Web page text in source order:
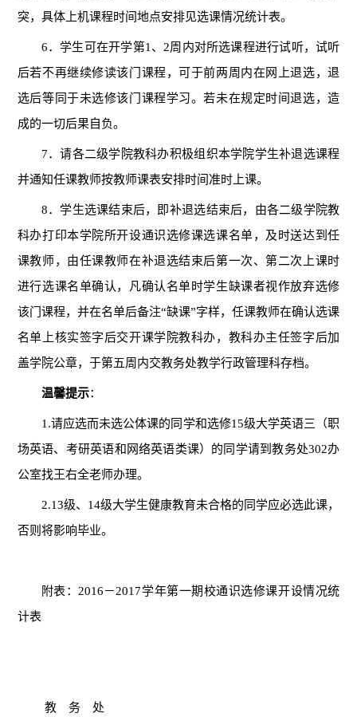
突，具体上机课程时间地点安排见选课情况统计表。
6．学生可在开学第1、2周内对所选课程进行试听，试听
后若不再继续修读该门课程，可于前两周内在网上退选，退
选后等同于未选修该门课程学习。若未在规定时间退选，造
成的一切后果自负。
7．请各二级学院教科办积极组织本学院学生补退选课程
并通知任课教师按教师课表安排时间准时上课。
8．学生选课结束后，即补退选结束后，由各二级学院教
科办打印本学院所开设通识选修课选课名单，及时送达到任
课教师，由任课教师在补退选结束后第一次、第二次上课时
进行选课名单确认，凡确认名单时学生缺课者视作放弃选修
该门课程，并在名单后备注“缺课”字样，任课教师在确认选课
名单上核实签字后交开课学院教科办，教科办主任签字后加
盖学院公章，于第五周内交教务处教学行政管理科存档。
温馨提示：
1.请应选而未选公体课的同学和选修15级大学英语三（职
场英语、考研英语和网络英语类课）的同学请到教务处302办
公室找王右全老师办理。
2.13级、 14级大学生健康教育未合格的同学应必选此课，
否则将影响毕业。
附表：2016－2017学年第一期校通识选修课开设情况统
计表
教 务 处